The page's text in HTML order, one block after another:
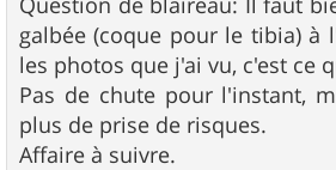
galbée (coque pour le tibia) à
les photos que j'ai vu, c'est ce
Pas de chute pour l'instant,
plus de prise de risques.
Affaire à suivre.